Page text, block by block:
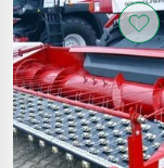
Catégorie 4
CHEMIN
ACTUEL
matériel
agricole
Réinitialiser